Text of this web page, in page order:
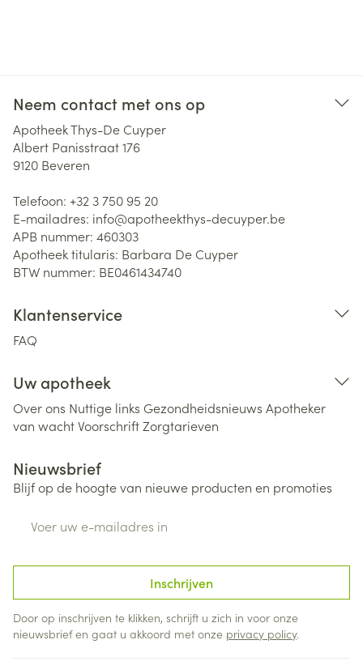
Neem contact met ons op
Apotheek Thys-De Cuyper
Albert Panisstraat 176
9120 Beveren
Telefoon: +32 3 750 95 20
E-mailadres: info@apotheekthys-decuyper.be
APB nummer: 460303
Apotheek titularis: Barbara De Cuyper
BTW nummer: BE0461434740
Klantenservice
FAQ
Uw apotheek
Over ons Nuttige links Gezondheidsnieuws Apotheker
van wachtVoorschriftZorgtarieven
Nieuwsbrief
Blijf op de hoogte van nieuwe producten en promoties
Inschrijven
Door op inschrijven te klikken, schrijft u zich in voor onze
nieuwsbrief en gaat u akkoord met onze privacy policy.